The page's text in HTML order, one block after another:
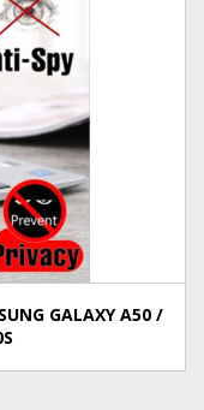
GALAXY A50 /